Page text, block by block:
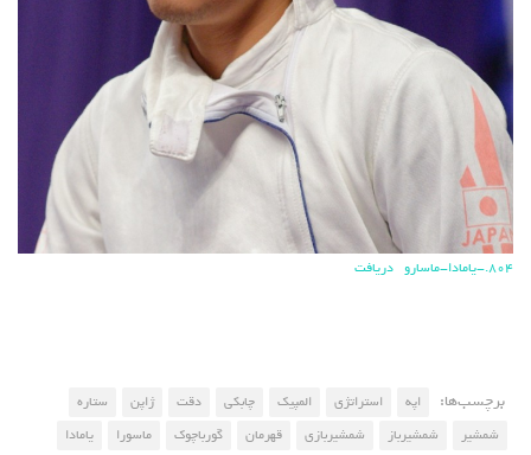
804.-یامادا-ماسارو دریافت
برچسب‌ها: اپه استراتژی المپیک چابکی دقت ژاپن
ستاره
شمشیر
شمشیرباز شمشیربازی قهرمان گورباچوک ماسورا یامادا